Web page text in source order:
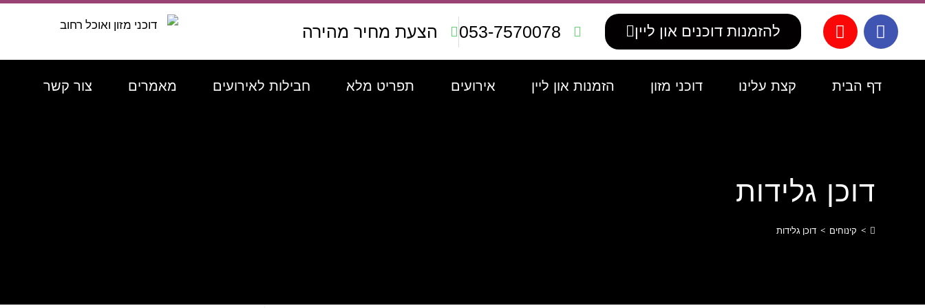
להזמנות דוכנים און ליין 053-7570078 הצעת מחיר מהירה
דף הבית קצת עלינו דוכני מזון הזמנות און ליין אירועים תפריט מלא חבילות לאירועים מאמרים צור קשר
דוכן גלידות
> קינוחים > דוכן גלידות